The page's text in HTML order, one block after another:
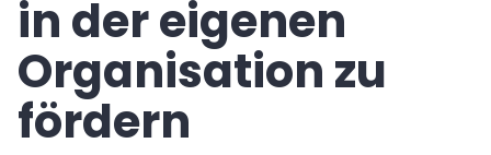
in der eigenen
Organisation zu
fördern